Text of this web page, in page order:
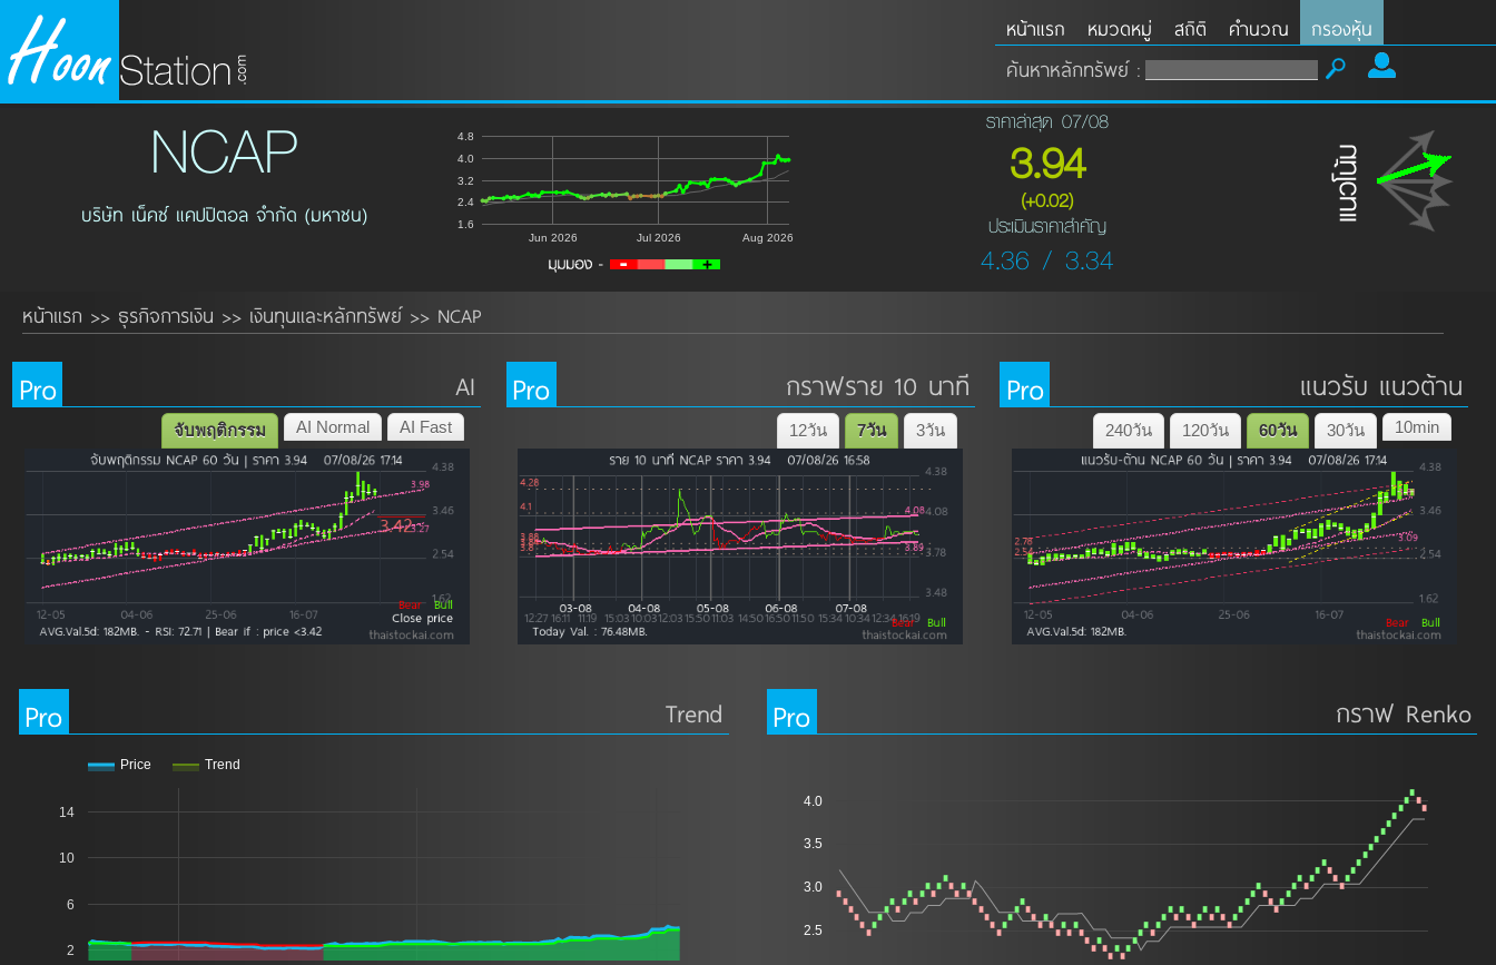
หน้าแรก หมวดหมู่ สถิติ คำนวณ กรองหุ้น
ค้นหาหลักทรัพย์ :
NCAP
บริษัท เน็คซ์ แคปปิตอล จำกัด (มหาชน)
Jun 2026 Jul 2026 Aug 2026
1.6
2.4
3.2
4.0
4.8
ราคาล่าสุด 07/08
3.94
(+0.02)
ประเมินราคาสำคัญ
4.36 / 3.34
หน้าแรก >> ธุรกิจการเงิน >> เงินทุนและหลักทรัพย์>> NCAP
Pro AI
AI Fast
AI Normal
จับพฤติกรรม
Pro กราฟราย 10 นาที
3วัน
7วัน
12วัน
Pro แนวรับ แนวต้าน
10min
30วัน
60วัน
120วัน
240วัน
Pro Trend
Price Trend
2
6
10
14
Pro กราฟ Renko
2.5
3.0
3.5
4.0